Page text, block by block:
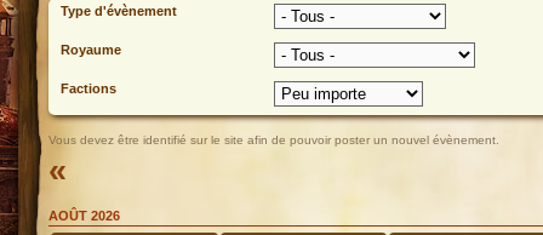
Type d'évènement
Royaume
Factions
Vous devez être identifié sur le site afin de pouvoir poster un nouvel évènement.
«
AOÛT 2026